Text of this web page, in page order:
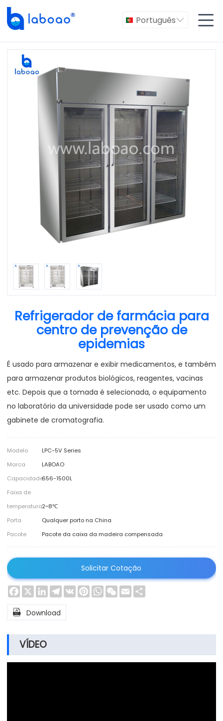
Português 
Refrigerador de farmácia para
centro de prevenção de
epidemias
É usado para armazenar e exibir medicamentos, e também
para armazenar produtos biológicos, reagentes, vacinas
etc. Depois que a tomada é selecionada, o equipamento
no laboratório da universidade pode ser usado como um
gabinete de cromatografia.
Modelo
LPC-5V Series
Marca
LABOAO
Capacidade656-1500L
Faixa de
temperatura2~8℃
Porta
Qualquer porto na China
Pacote
Pacote da caixa da madeira compensada
Solicitar Cotação
Facebook
X LinkedInTelegram
VK PinterestWhatsApp
WeChat
Email
 Download
VÍDEO